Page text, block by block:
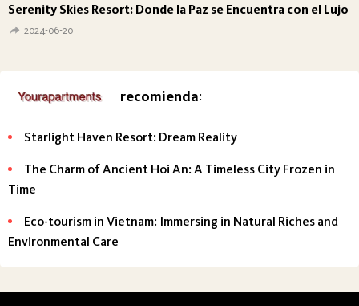
Serenity Skies Resort: Donde la Paz se Encuentra con el Lujo
2024-06-20
recomienda:
Starlight Haven Resort: Dream Reality
The Charm of Ancient Hoi An: A Timeless City Frozen in
Time
Eco-tourism in Vietnam: Immersing in Natural Riches and
Environmental Care